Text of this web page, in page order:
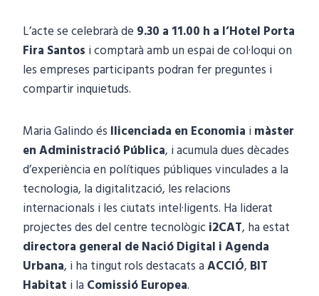
L’acte se celebrarà de 9.30 a 11.00 h a l’Hotel Porta
Fira Santos i comptarà amb un espai de col·loqui on
les empreses participants podran fer preguntes i
compartir inquietuds.
Maria Galindo és llicenciada en Economia i màster
en Administració Pública, i acumula dues dècades
d’experiència en polítiques públiques vinculades a la
tecnologia, la digitalització, les relacions
internacionals i les ciutats intel·ligents. Ha liderat
projectes des del centre tecnològici2CAT, ha estat
directora general de Nació Digital i Agenda
Urbana, i ha tingut rols destacats aACCIÓ, BIT
Habitat i la Comissió Europea.